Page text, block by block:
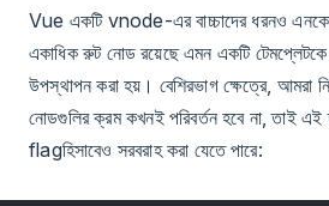
Vue একটি vnode-এর বাচ্চাদের ধরনও
একাধিক রুট নোড রয়েছে এমন একটি টেমপ্লেটকে
উপস্থাপন করা হয়। বেশিরভাগ ক্ষেত্রে, আমরা
নোডগুলির ক্রম কখনই পরিবর্তন হবে না, তাই
flagহিসাবেও সরবরাহ করা যেতে পারে: